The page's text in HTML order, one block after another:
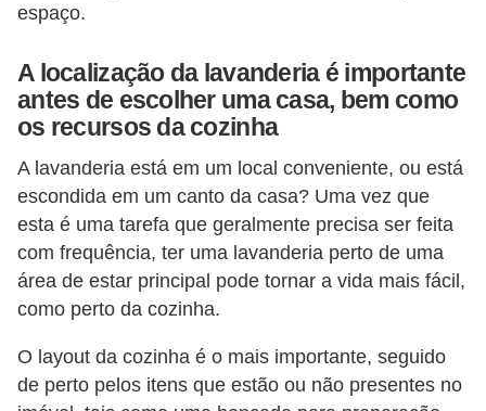
espaço.
A localização da lavanderia é importante
antes de escolher uma casa, bem como
os recursos da cozinha
A lavanderia está em um local conveniente, ou está
escondida em um canto da casa? Uma vez que
esta é uma tarefa que geralmente precisa ser feita
com frequência, ter uma lavanderia perto de uma
área de estar principal pode tornar a vida mais fácil,
como perto da cozinha.
O layout da cozinha é o mais importante, seguido
de perto pelos itens que estão ou não presentes no